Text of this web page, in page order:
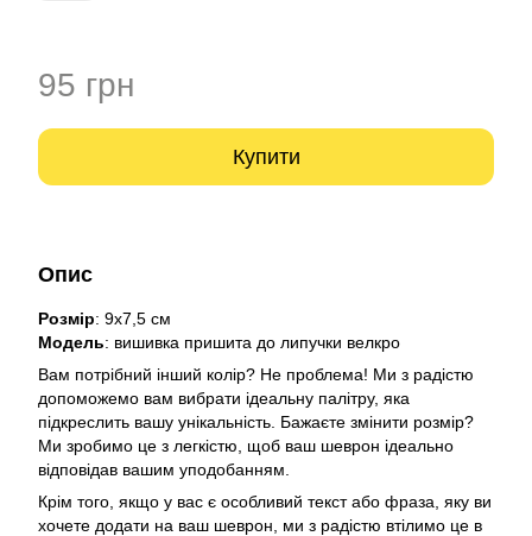
95 грн
Купити
Опис
Розмір: 9х7,5 см
Модель: вишивка пришита до липучки велкро
Вам потрібний інший колір? Не проблема! Ми з радістю
допоможемо вам вибрати ідеальну палітру, яка
підкреслить вашу унікальність. Бажаєте змінити розмір?
Ми зробимо це з легкістю, щоб ваш шеврон ідеально
відповідав вашим уподобанням.
Крім того, якщо у вас є особливий текст або фраза, яку ви
хочете додати на ваш шеврон, ми з радістю втілимо це в